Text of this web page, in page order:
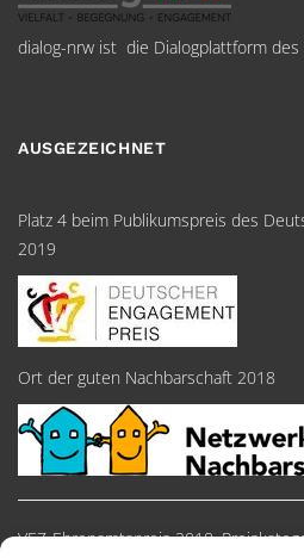
dialog-nrw ist die Dialogplattform des
AUSGEZEICHNET
Platz 4 beim Publikumspreis des
2019
Ort der guten Nachbarschaft 2018
VEZ-Ehrenamtspreis 2018,